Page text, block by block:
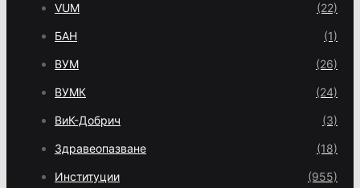
VUM (22)
БАН (1)
ВУМ (26)
ВУМК (24)
ВиК-Добрич (3)
Здравеопазване (18)
Институции (955)